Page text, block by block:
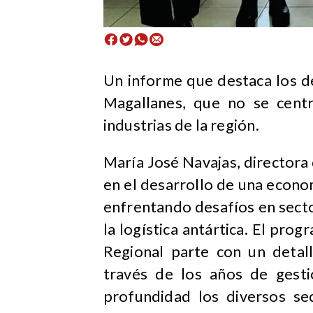
Un informe que destaca los
Magallanes, que no se
industrias de la región.
María José Navajas, directora
en el desarrollo de una
enfrentando desafíos en
la logística antártica. El
Regional parte con un
través de los años de
profundidad los diversos